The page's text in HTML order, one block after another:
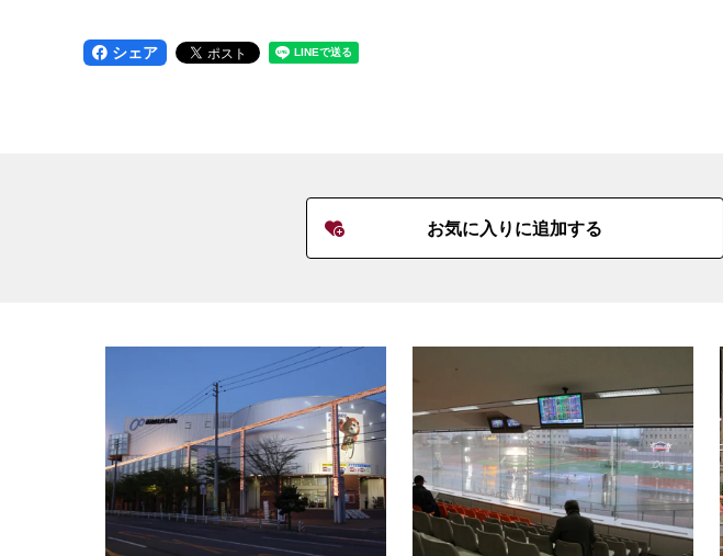
シェア
お気に入りに追加する